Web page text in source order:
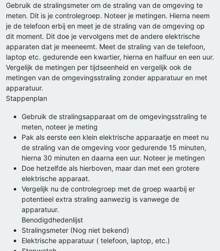
Gebruik de stralingsmeter om de straling van de omgeving te
meten. Dit is je controlegroep. Noteer je metingen. Hierna neem
je de telefoon erbij en meet je de straling van de omgeving op
dit moment. Dit doe je vervolgens met de andere elektrische
apparaten dat je meeneemt. Meet de straling van de telefoon,
laptop etc. gedurende een kwartier, hierna en halfuur en een uur.
Vergelijk de metingen per tijdseenheid en vergelijk ook de
metingen van de omgevingsstraling zonder apparatuur en met
apparatuur.
Stappenplan
Gebruik de stralingsapparaat om de omgevingsstraling te
meten, noteer je meting
Pak als eerste een klein elektrische apparaatje en meet nu
de straling van de omgeving voor gedurende 15 minuten,
hierna 30 minuten en daarna een uur. Noteer je metingen
Doe hetzelfde als hierboven, maar dan met een grotere
elektrische apparaat.
Vergelijk nu de controlegroep met de groep waarbij er
potentieel extra straling aanwezig is vanwege de
apparatuur.
Benodigdhedenlijst
Stralingsmeter (Nog niet bekend)
Elektrische apparatuur ( telefoon, laptop, etc.)